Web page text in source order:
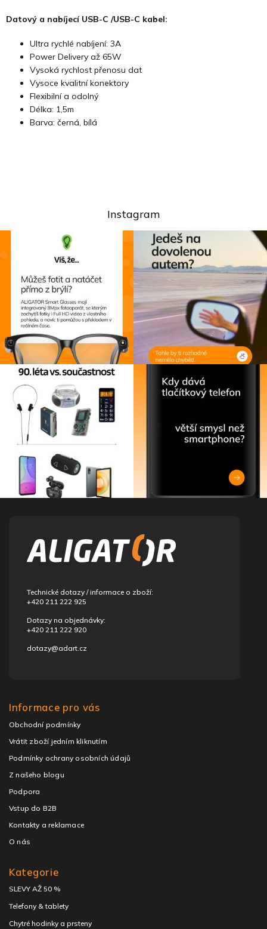
Datový a nabíjecí USB-C /USB-C kabel:
Ultra rychlé nabíjení: 3A
Power Delivery až 65W
Vysoká rychlost přenosu dat
Vysoce kvalitní konektory
Flexibilní a odolný
Délka: 1,5m
Barva: černá, bílá
Instagram
Technické dotazy / informace o zboží:
+420 211 222 925
Dotazy na objednávky:
+420 211 222 920
dotazy@adart.cz
Informace pro vás
Obchodní podmínky
Vrátit zboží jedním kliknutím
Podmínky ochrany osobních údajů
Z našeho blogu
Podpora
Vstup do B2B
Kontakty a reklamace
O nás
Kategorie
SLEVY AŽ 50 %
Telefony & tablety
Chytré hodinky a prsteny